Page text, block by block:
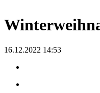
16.12.2022 14:53